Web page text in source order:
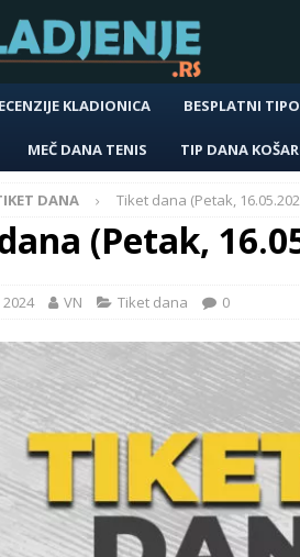
KLADIONICA BESPLATNI
MEČ DANA TENIS TIP DANA
DANA Tiket dana (Petak,
(Petak,
VN Tiket dana 0